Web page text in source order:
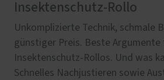
Insektenschutz-Rollo
Unkomplizierte Technik, schmale
günstiger Preis. Beste Argumente
Insektenschutz-Rollos. Und was
Schnelles Nachjustieren sowie